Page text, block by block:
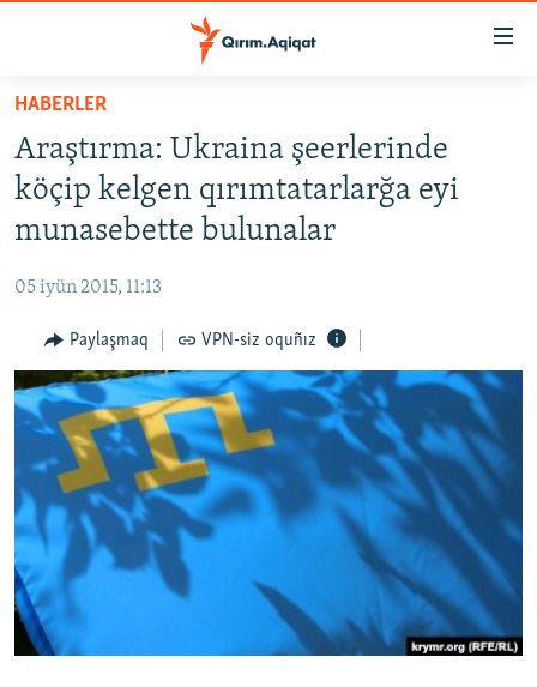
Esas
qaytmaq
Baş
navigatsiyağa
qaytmaq
Qıdıruvğa
qaytmaq
SİYASET
İQTİSADİYAT
MEDENİYET
İNSAN AQLARI
VİDEO
SÜRET
BLOGLAR
FİKİR
Русский
Українською
HABERLER
Araştırma: Ukraina şeerlerinde
köçip kelgen qırımtatarlarğa eyi
munasebette bulunalar
05 iyün 2015, 11:13
Paylaşmaq VPN-siz oquñız